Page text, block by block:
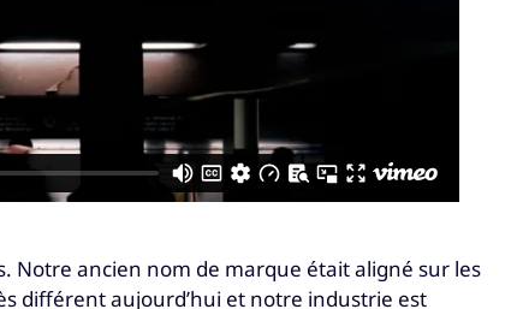
Notre ancien nom de marque était aligné sur les
différent aujourd’hui et notre industrie est